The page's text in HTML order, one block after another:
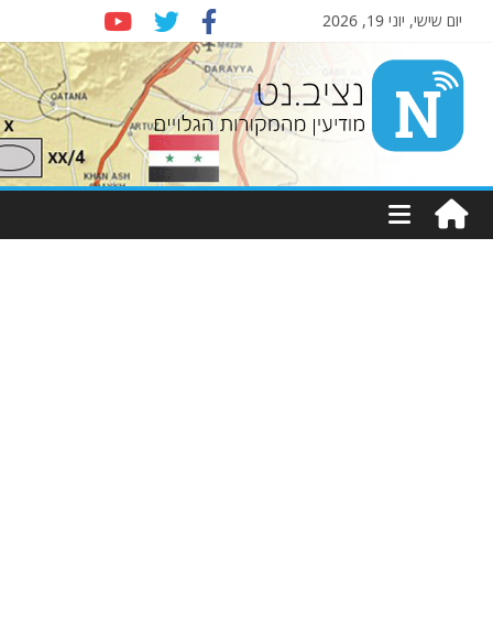
יום שישי, יוני 19, 2026
Nziv.net
מודיעין
מהמקורות